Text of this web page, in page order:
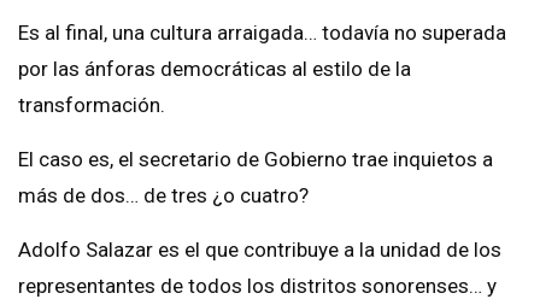
Es al final, una cultura arraigada… todavía no superada
por las ánforas democráticas al estilo de la
transformación.
El caso es, el secretario de Gobierno trae inquietos a
más de dos… de tres ¿o cuatro?
Adolfo Salazar es el que contribuye a la unidad de los
representantes de todos los distritos sonorenses… y